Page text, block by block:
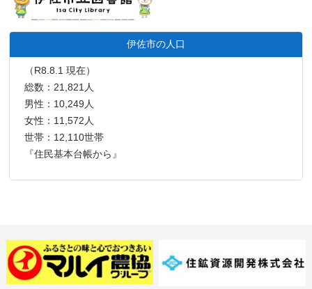
伊佐市の人口
（R8.8.1 現在）
総数：21,821人
男性：10,249人
女性：11,572人
世帯：12,110世帯
『住民基本台帳から』